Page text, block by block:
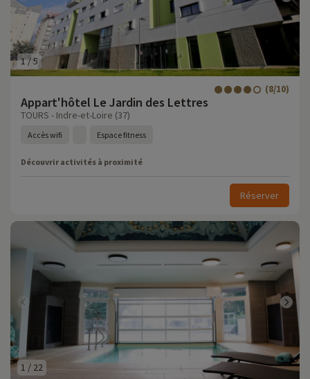
1/5
Appart'hôtel Le Jardin des Lettres
(8/10)
TOURS - Indre-et-Loire (37)
Accès wifi Espace fitness
Découvrir activités à proximité
Réserver
1 / 22